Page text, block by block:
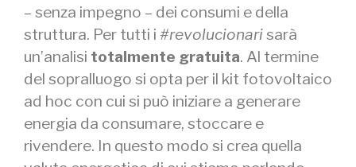
– senza impegno – dei consumi e della
struttura. Per tutti i #revolucionarisarà
un’analisi totalmente gratuita. Al termine
del sopralluogo si opta per il kit fotovoltaico
ad hoc con cui si può iniziare a generare
energia da consumare, stoccare e
rivendere. In questo modo si crea quella